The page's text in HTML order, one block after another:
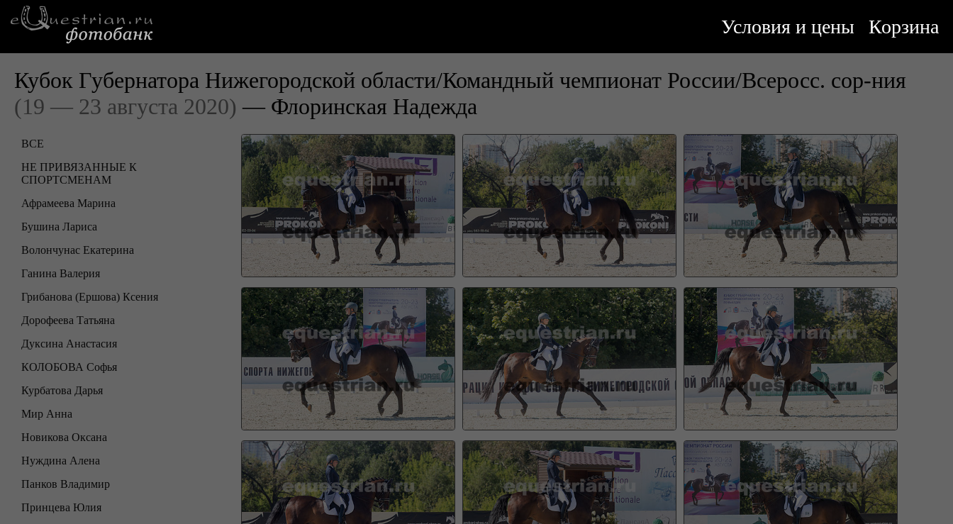
Корзина
Условия и цены
Кубок Губернатора Нижегородской области/Командный чемпионат России/Всеросс. сор-ния
(19 — 23 августа 2020) — Флоринская Надежда
ВСЕ
НЕ ПРИВЯЗАННЫЕ К
СПОРТСМЕНАМ
Афрамеева Марина
Бушина Лариса
Волончунас Екатерина
Ганина Валерия
Грибанова (Ершова) Ксения
Дорофеева Татьяна
Дуксина Анастасия
КОЛОБОВА Софья
Курбатова Дарья
Мир Анна
Новикова Оксана
Нуждина Алена
Панков Владимир
Принцева Юлия